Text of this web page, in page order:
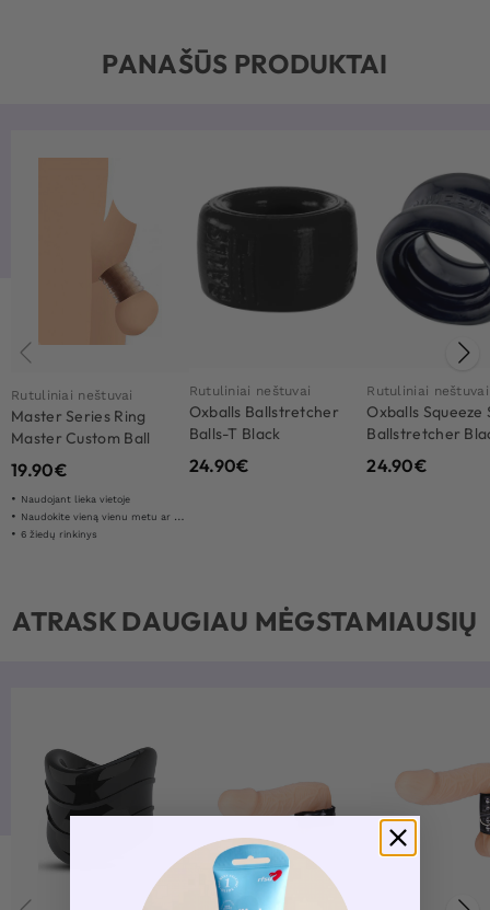
PANAŠŪS PRODUKTAI
Rutuliniai neštuvai
Master Series Ring
Master Custom Ball
Stretcher Kit
19.90€
Naudojant lieka vietoje
Naudokite vieną vienu metu ar visa
6 žiedų rinkinys
Rutuliniai neštuvai
Oxballs Ballstretcher
Balls-T Black
24.90€
Rutuliniai neštuvai
Oxballs Squeeze
Ballstretcher
24.90€
ATRASK DAUGIAU MĖGSTAMIAUSIŲ